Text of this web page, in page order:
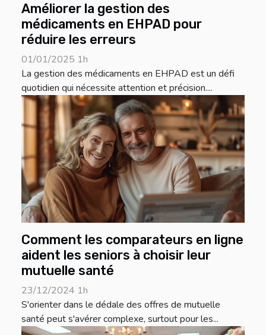
Améliorer la gestion des
médicaments en EHPAD pour
réduire les erreurs
01/01/2025 1h
La gestion des médicaments en EHPAD est un défi
quotidien qui nécessite attention et précision....
Comment les comparateurs en ligne
aident les seniors à choisir leur
mutuelle santé
23/12/2024 1h
S'orienter dans le dédale des offres de mutuelle
santé peut s'avérer complexe, surtout pour les...